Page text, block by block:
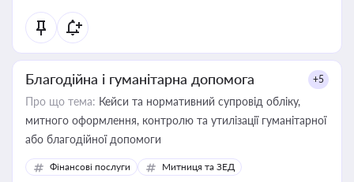
Благодійна і гуманітарна допомога +5
Про що тема: Кейси та нормативний супровід обліку,
митного оформлення, контролю та утилізації гуманітарної
або благодійної допомоги
Фінансові послуги Митниця та ЗЕД